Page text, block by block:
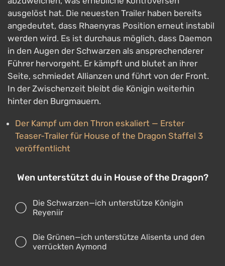
ausgelöst hat. Die neuesten Trailer haben bereits
angedeutet, dass Rhaenyras Position erneut instabil
werden wird. Es ist durchaus möglich, dass Daemon
in den Augen der Schwarzen als ansprechenderer
Führer hervorgeht. Er kämpft und blutet an ihrer
Seite, schmiedet Allianzen und führt von der Front.
In der Zwischenzeit bleibt die Königin weiterhin
hinter den Burgmauern.
Der Kampf um den Thron eskaliert — Erster
Teaser-Trailer für House of the Dragon Staffel 3
veröffentlicht
Wen unterstützt du in House of the Dragon?
Die Schwarzen—ich unterstütze Königin
Reyeniir
Die Grünen—ich unterstütze Alisenta und den
verrückten Aymond